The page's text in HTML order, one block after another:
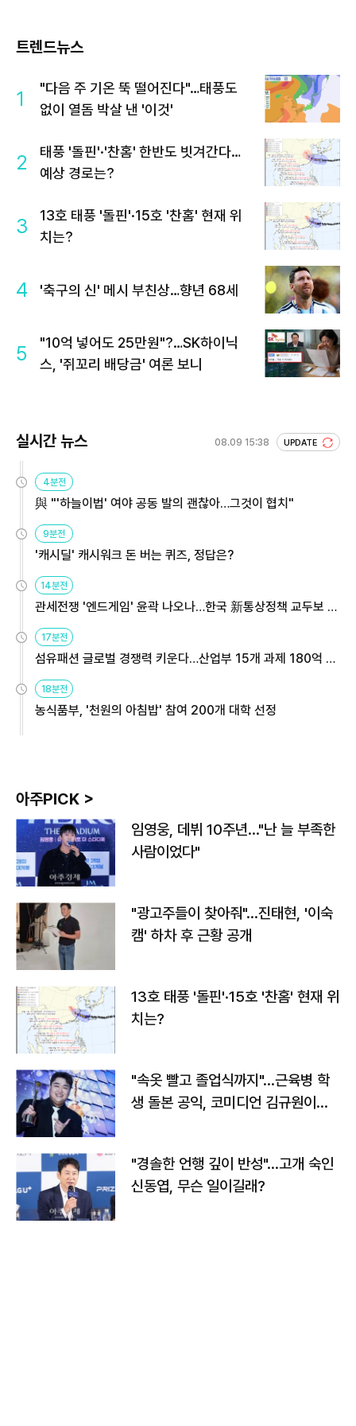
트렌드뉴스
1
"다음 주 기온 뚝 떨어진다"…태풍도
없이 열돔 박살 낸 '이것'
2
태풍 '돌핀'·'찬홈' 한반도 빗겨간다…
예상 경로는?
3
13호 태풍 '돌핀'·15호 '찬홈' 현재 위
치는?
4 '축구의 신' 메시 부친상…향년 68세
5
"10억 넣어도 25만원"?…SK하이닉
스, '쥐꼬리 배당금' 여론 보니
실시간 뉴스 08.09 15:38 UPDATE
4분전
與 "'하늘이법' 여야 공동 발의 괜찮아…그것이 협치"
9분전
'캐시딜' 캐시워크 돈 버는 퀴즈, 정답은?
14분전
관세전쟁 '엔드게임' 윤곽 나오나…한국 新통상정책 교두보 활
용해야
17분전
섬유패션 글로벌 경쟁력 키운다…산업부 15개 과제 180억 지
원
18분전
농식품부, '천원의 아침밥' 참여 200개 대학 선정
아주PICK >
임영웅, 데뷔 10주년…"난 늘 부족한
사람이었다"
"광고주들이 찾아줘"…진태현, '이숙
캠' 하차 후 근황 공개
13호 태풍 '돌핀'·15호 '찬홈' 현재 위
치는?
"속옷 빨고 졸업식까지"…근육병 학
생 돌본 공익, 코미디언 김규원이었
"경솔한 언행 깊이 반성"…고개 숙인
신동엽, 무슨 일이길래?